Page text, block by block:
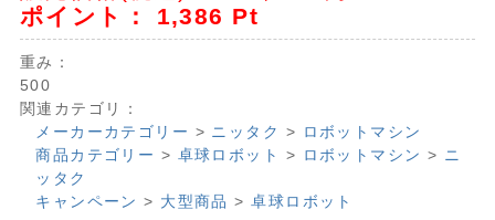
ポイント： 1,386 Pt
重み：
500
関連カテゴリ：
メーカーカテゴリー > ニッタク > ロボットマシン
商品カテゴリー > 卓球ロボット > ロボットマシン > ニ
ッタク
キャンペーン > 大型商品 >卓球ロボット